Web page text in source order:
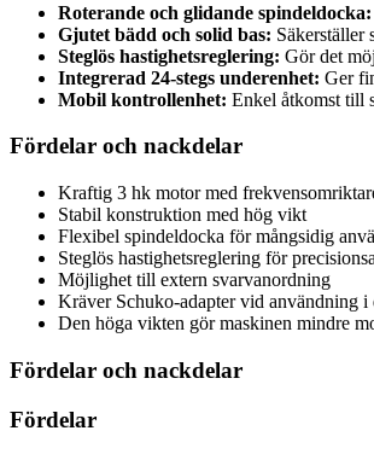
Roterande och glidande spindeldocka:
Gjutet bädd och solid bas: Säkerställer
Steglös hastighetsreglering: Gör det
Integrerad 24-stegs underenhet: Ger
Mobil kontrollenhet: Enkel åtkomst till
Fördelar och nackdelar
Kraftig 3 hk motor med
Stabil konstruktion med hög vikt
Flexibel spindeldocka för mångsidig
Steglös hastighetsreglering för
Möjlighet till extern svarvanordning
Kräver Schuko-adapter vid användning i
Den höga vikten gör maskinen mindre
Fördelar och nackdelar
Fördelar